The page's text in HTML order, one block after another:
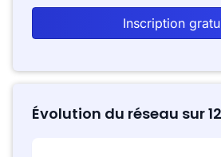
Inscription
Évolution du réseau sur